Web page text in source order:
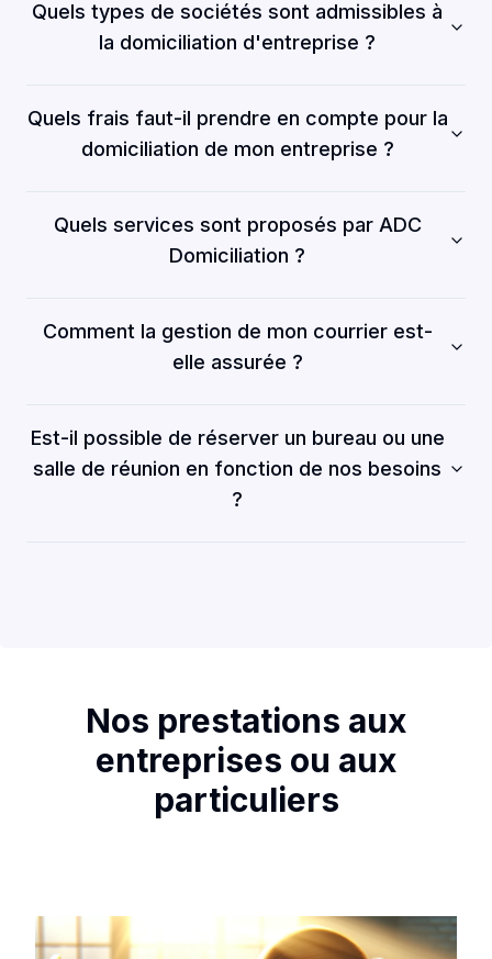
Quels types de sociétés sont admissibles à
la domiciliation d'entreprise ?
Quels frais faut-il prendre en compte pour la
domiciliation de mon entreprise ?
Quels services sont proposés par ADC
Domiciliation ?
Comment la gestion de mon courrier est-
elle assurée ?
Est-il possible de réserver un bureau ou une
salle de réunion en fonction de nos besoins
?
Nos prestations aux
entreprises ou aux
particuliers